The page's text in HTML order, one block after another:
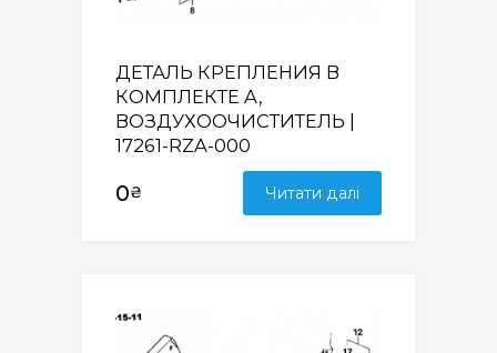
ДЕТАЛЬ КРЕПЛЕНИЯ В
КОМПЛЕКТЕ A,
ВОЗДУХООЧИСТИТЕЛЬ |
17261-RZA-000
0₴ Читати далі